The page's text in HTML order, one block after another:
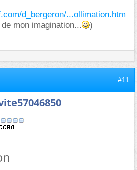
d_bergeron/...ollimation.htm
mon imagination...
)
#11